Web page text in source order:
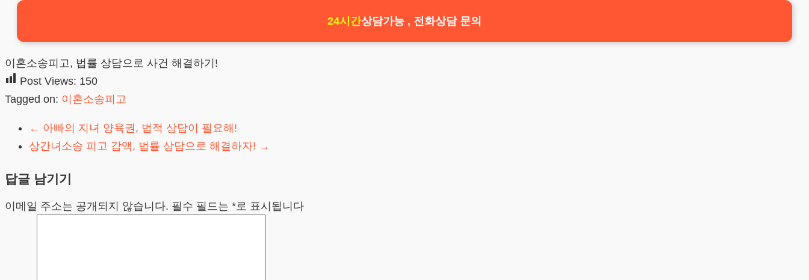
24시간상담가능 , 전화상담 문의
이혼소송피고, 법률 상담으로 사건 해결하기!
Post Views: 150
Tagged on: 이혼소송피고
← 아빠의 지녀 양육권, 법적 상담이 필요해!
상간녀소송 피고 감액, 법률 상담으로 해결하자! →
답글 남기기
이메일 주소는 공개되지 않습니다. 필수 필드는 *로 표시됩니다